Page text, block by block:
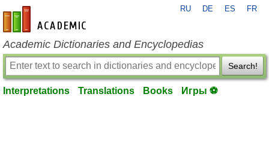
en-academic.com
RU DE ES FR
Academic Dictionaries and Encyclopedias
Search!
Interpretations Translations Books Игры ⚽